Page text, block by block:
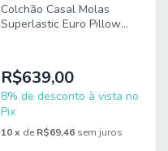
Colchão Casal Molas
Superlastic Euro Pillow
R$639,00
8% de desconto à vista no
Pix
10 x de R$69,46 sem juros